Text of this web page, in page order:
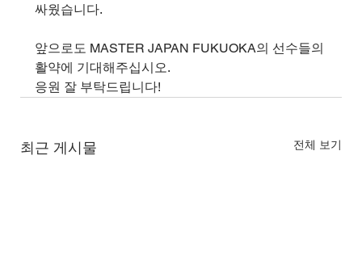
싸웠습니다.
앞으로도 MASTER JAPAN FUKUOKA의 선수들의
활약에 기대해주십시오.
응원 잘 부탁드립니다!
최근 게시물 전체 보기